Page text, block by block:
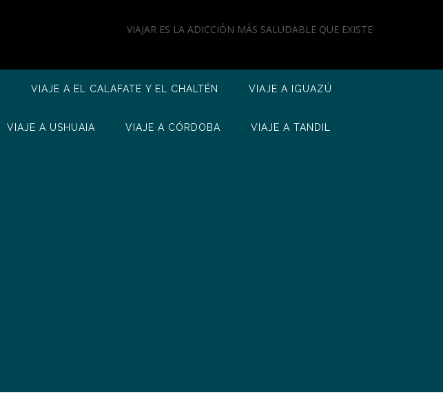
VIAJAR ES LA ADICCIÓN MÁS SALUDABLE QUE EXISTE
VIAJE A EL CALAFATE Y EL CHALTÉN VIAJE A IGUAZÚ
VIAJE A USHUAIA VIAJE A CÓRDOBA VIAJE A TANDIL